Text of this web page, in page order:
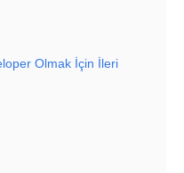
Olmak İçin İleri